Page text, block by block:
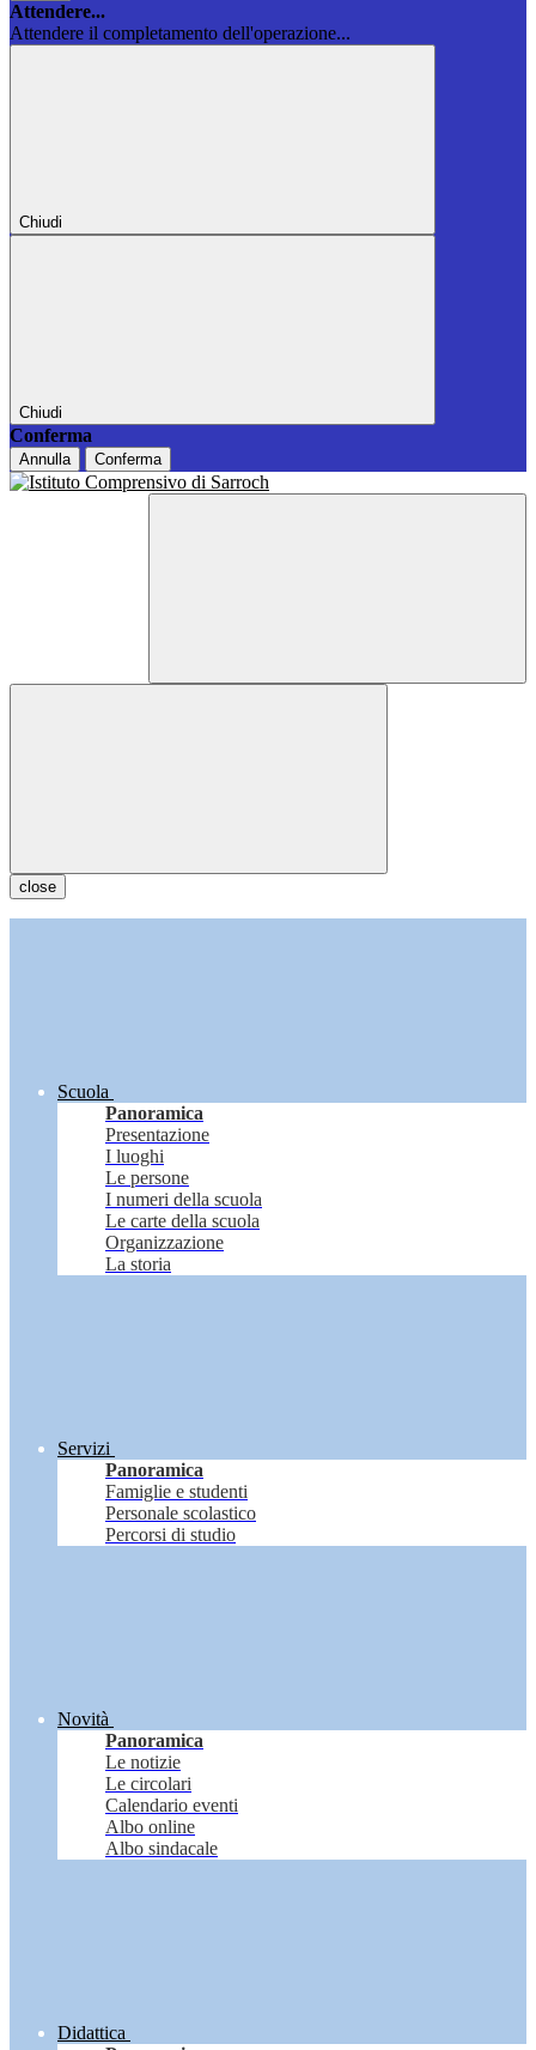
Attendere...
Attendere il completamento dell'operazione...
Chiudi
Chiudi
Conferma
Annulla Conferma
close
Scuola
Panoramica
Presentazione
I luoghi
Le persone
I numeri della scuola
Le carte della scuola
Organizzazione
La storia
Servizi
Panoramica
Famiglie e studenti
Personale scolastico
Percorsi di studio
Novità
Panoramica
Le notizie
Le circolari
Calendario eventi
Albo online
Albo sindacale
Didattica